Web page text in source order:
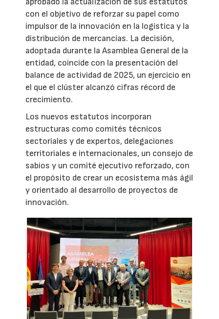
con el objetivo de reforzar su papel como
impulsor de la innovación en la logística y la
distribución de mercancías. La decisión,
adoptada durante la Asamblea General de la
entidad, coincide con la presentación del
balance de actividad de 2025, un ejercicio en
el que el clúster alcanzó cifras récord de
crecimiento.
Los nuevos estatutos incorporan
estructuras como comités técnicos
sectoriales y de expertos, delegaciones
territoriales e internacionales, un consejo de
sabios y un comité ejecutivo reforzado, con
el propósito de crear un ecosistema más ágil
y orientado al desarrollo de proyectos de
innovación.